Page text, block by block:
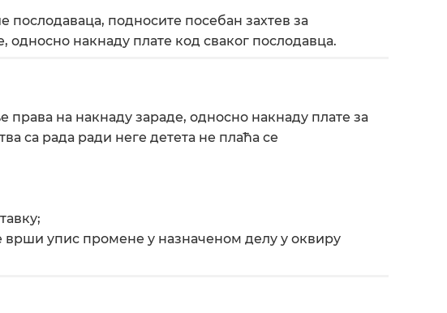
подносите посебан захтев за
односно накнаду плате код сваког послодавца.
на накнаду зараде, односно накнаду плате за
са рада ради неге детета не плаћа се
врши упис промене у назначеном делу у оквиру